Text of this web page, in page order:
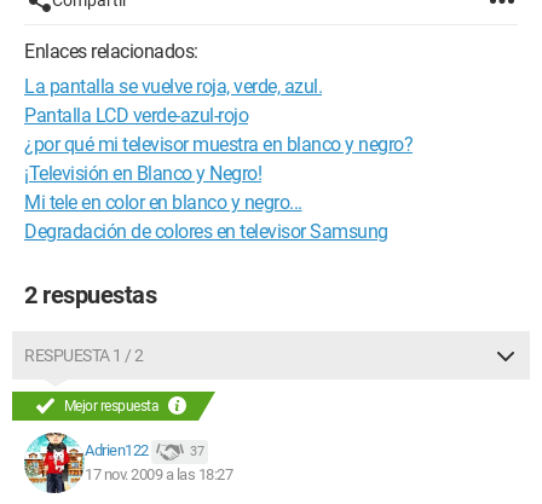
Enlaces relacionados:
La pantalla se vuelve roja, verde, azul.
Pantalla LCD verde-azul-rojo
¿por qué mi televisor muestra en blanco y negro?
¡Televisión en Blanco y Negro!
Mi tele en color en blanco y negro...
Degradación de colores en televisor Samsung
2 respuestas
RESPUESTA 1 / 2
Mejor respuesta
Adrien122 37
17 nov. 2009 a las 18:27